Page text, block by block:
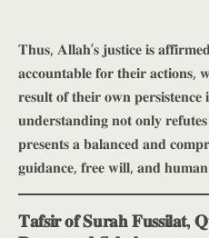
𝐓𝐡𝐮𝐬, 𝐀𝐥𝐥𝐚𝐡’𝐬 𝐣𝐮𝐬𝐭𝐢𝐜𝐞 𝐢𝐬
𝐚𝐜𝐜𝐨𝐮𝐧𝐭𝐚𝐛𝐥𝐞 𝐟𝐨𝐫 𝐭𝐡𝐞𝐢𝐫
𝐫𝐞𝐬𝐮𝐥𝐭 𝐨𝐟 𝐭𝐡𝐞𝐢𝐫 𝐨𝐰𝐧 𝐩𝐞𝐫𝐬𝐢𝐬𝐭𝐞𝐧𝐜𝐞
𝐮𝐧𝐝𝐞𝐫𝐬𝐭𝐚𝐧𝐝𝐢𝐧𝐠 𝐧𝐨𝐭 𝐨𝐧𝐥𝐲
𝐩𝐫𝐞𝐬𝐞𝐧𝐭𝐬 𝐚 𝐛𝐚𝐥𝐚𝐧𝐜𝐞𝐝 𝐚𝐧𝐝
𝐠𝐮𝐢𝐝𝐚𝐧𝐜𝐞, 𝐟𝐫𝐞𝐞 𝐰𝐢𝐥𝐥, 𝐚𝐧𝐝 𝐡𝐮𝐦𝐚𝐧
𝐓𝐚𝐟𝐬𝐢𝐫 𝐨𝐟 𝐒𝐮𝐫𝐚𝐡